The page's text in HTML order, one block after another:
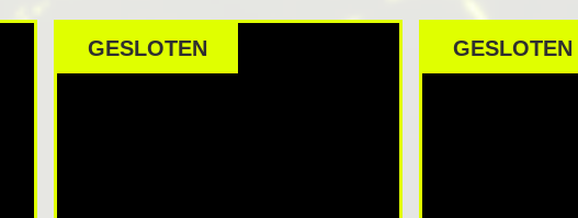
GESLOTEN GESLOTEN